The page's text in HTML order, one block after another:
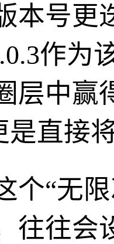
本号更
作为
层中赢
是直接
个“无
往往会